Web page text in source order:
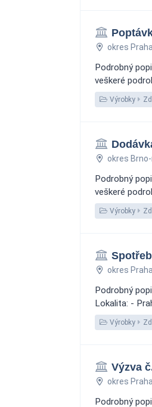
okres Praha
Podrobný
veškeré
Výrobky
okres
Podrobný
veškeré
Výrobky
okres Praha
Podrobný
Lokalita: -
Výrobky
Výzva
okres Praha
Podrobný